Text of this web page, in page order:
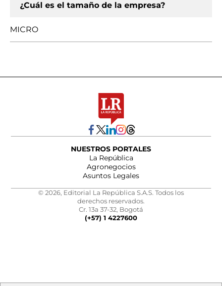
¿Cuál es el tamaño de la empresa?
MICRO
NUESTROS PORTALES
La República
Agronegocios
Asuntos Legales
© 2026, Editorial La República S.A.S. Todos los
derechos reservados.
Cr. 13a 37-32, Bogotá
(+57) 1 4227600